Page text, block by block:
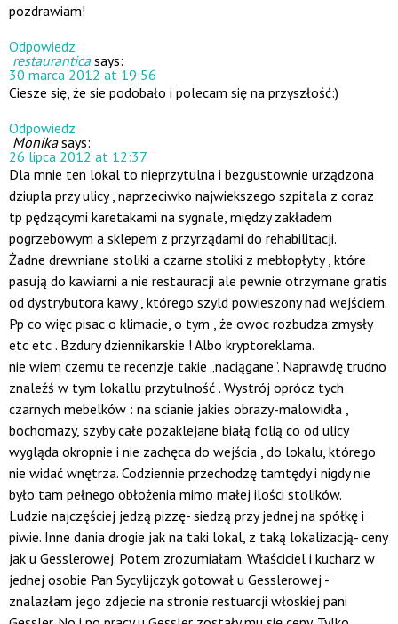
pozdrawiam!
Odpowiedz
restaurantica says:
30 marca 2012 at 19:56
Ciesze się, że sie podobało i polecam się na przyszłość:)
Odpowiedz
Monika says:
26 lipca 2012 at 12:37
Dla mnie ten lokal to nieprzytulna i bezgustownie urządzona
dziupla przy ulicy , naprzeciwko najwiekszego szpitala z coraz
tp pędzącymi karetakami na sygnale, między zakładem
pogrzebowym a sklepem z przyrządami do rehabilitacji.
Żadne drewniane stoliki a czarne stoliki z mebłopłyty , które
pasują do kawiarni a nie restauracji ale pewnie otrzymane gratis
od dystrybutora kawy , którego szyld powieszony nad wejściem.
Pp co więc pisac o klimacie, o tym , że owoc rozbudza zmysły
etc etc . Bzdury dziennikarskie ! Albo kryptoreklama.
nie wiem czemu te recenzje takie „naciągane”. Naprawdę trudno
znaleźś w tym lokallu przytulność . Wystrój oprócz tych
czarnych mebelków : na scianie jakies obrazy-malowidła ,
bochomazy, szyby całe pozaklejane białą folią co od ulicy
wygląda okropnie i nie zachęca do wejścia , do lokalu, którego
nie widać wnętrza. Codziennie przechodzę tamtędy i nigdy nie
było tam pełnego obłożenia mimo małej ilości stolików.
Ludzie najczęściej jedzą pizzę- siedzą przy jednej na spółkę i
piwie. Inne dania drogie jak na taki lokal, z taką lokalizacją- ceny
jak u Gesslerowej. Potem zrozumiałam. Właściciel i kucharz w
jednej osobie Pan Sycylijczyk gotował u Gesslerowej -
znalazłam jego zdjecie na stronie restuarcji włoskiej pani